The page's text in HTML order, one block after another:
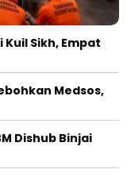
Sikh, Empat
Medsos,
Dishub Binjai